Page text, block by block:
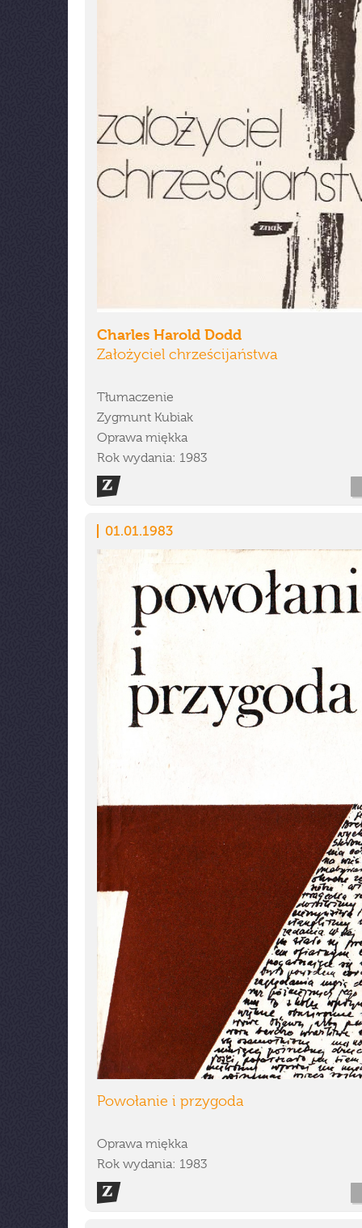
Charles Harold Dodd
Założyciel chrześcijaństwa
Tłumaczenie
Zygmunt Kubiak
Oprawa miękka
Rok wydania: 1983
01.01.1983
Powołanie i przygoda
Oprawa miękka
Rok wydania: 1983